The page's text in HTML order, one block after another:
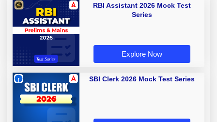
RBI Assistant 2026 Mock Test
Series
Explore Now
SBI Clerk 2026 Mock Test Series